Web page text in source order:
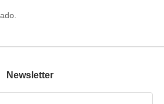
Newsletter